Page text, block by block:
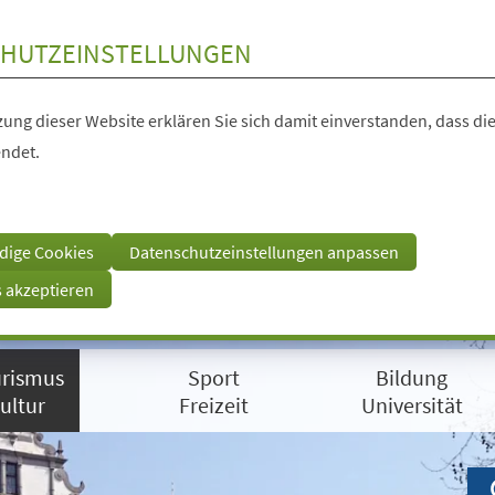
dieser Website erklären Sie sich damit einverstanden, dass
Cookies
Datenschutzeinstellungen anpassen
akzeptieren
Sport
Freizeit
Bildung
Universität